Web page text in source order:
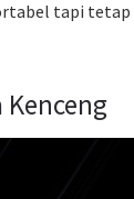
tapi tetap
Kenceng